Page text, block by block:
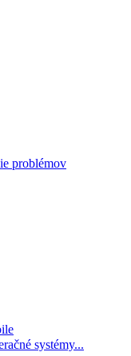
problémov
systémy...